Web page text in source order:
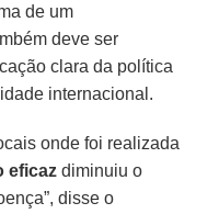
de um
deve ser
clara da política
internacional.
onde foi realizada
eficaz diminuiu o
disse o